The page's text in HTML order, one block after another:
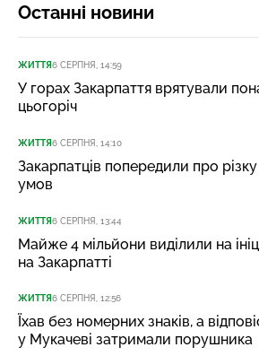
Останні новини
ЖИТТЯ6 СЕРПНЯ, 14:59
У горах Закарпаття врятували
цьогоріч
ЖИТТЯ6 СЕРПНЯ, 14:10
Закарпатців попередили про
умов
ЖИТТЯ6 СЕРПНЯ, 13:44
Майже 4 мільйони виділили на
на Закарпатті
ЖИТТЯ6 СЕРПНЯ, 12:56
Їхав без номерних знаків, а
у Мукачеві затримали порушника